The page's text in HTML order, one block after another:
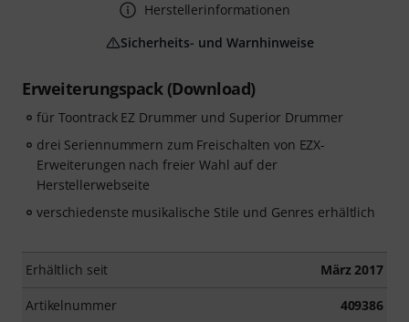
Erweiterungspack (Download)
für Toontrack EZ Drummer und Superior Drummer
drei Seriennummern zum Freischalten von EZX-
Erweiterungen nach freier Wahl auf der
Herstellerwebseite
verschiedenste musikalische Stile und Genres erhältlich
Erhältlich seit März 2017
Artikelnummer 409386
Herstellerinformationen
Sicherheits- und Warnhinweise